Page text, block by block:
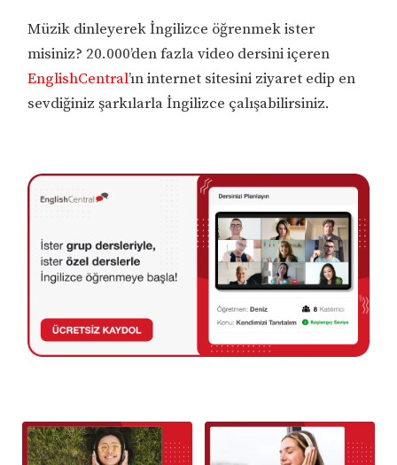
Müzik dinleyerek İngilizce öğrenmek ister
misiniz? 20.000’den fazla video dersini içeren
EnglishCentral’ın internet sitesini ziyaret edip en
sevdiğiniz şarkılarla İngilizce çalışabilirsiniz.